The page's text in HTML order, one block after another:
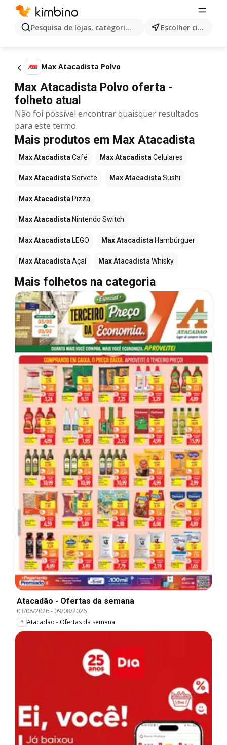
Pesquisa de lojas, categorias,produtos... Escolher cidade
Max Atacadista Polvo
Max Atacadista Polvo oferta -
folheto atual
Não foi possível encontrar quaisquer resultados
para este termo.
Mais produtos em Max Atacadista
Max Atacadista Café Max Atacadista Celulares
Max Atacadista Sorvete Max Atacadista Sushi
Max Atacadista Pizza
Max Atacadista Nintendo Switch
Max Atacadista LEGO Max Atacadista Hambúrguer
Max Atacadista Açaí Max Atacadista Whisky
Mais folhetos na categoria
Atacadão - Ofertas da semana
03/08/2026- 09/08/2026
Atacadão - Ofertas da semana